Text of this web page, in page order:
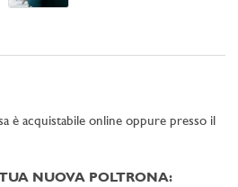
è acquistabile online oppure presso il
NUOVA POLTRONA: